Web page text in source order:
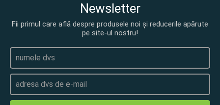
Newsletter
Fii primul care află despre produsele noi și reducerile apărute
pe site-ul nostru!